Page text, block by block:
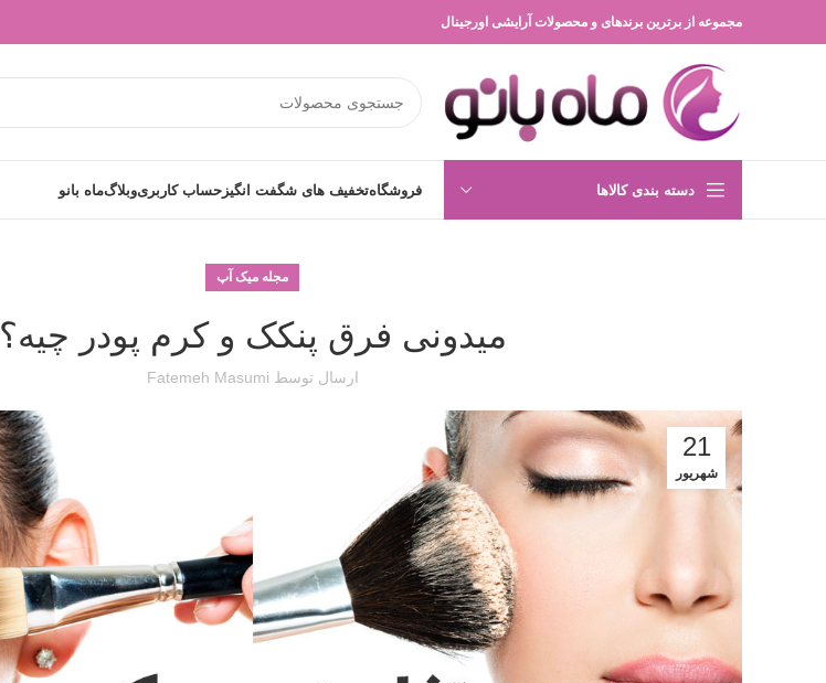
مجموعه از برترین برندهای و محصولات آرایشی اورجینال
دسته بندی کالاها فروشگاهتخفیف های شگفت انگیز حساب کاربریوبلاگماه بانو
مجله میک آپ
میدونی فرق پنکک و کرم پودر چیه؟
ارسال توسط Fatemeh Masumi
21
شهریور